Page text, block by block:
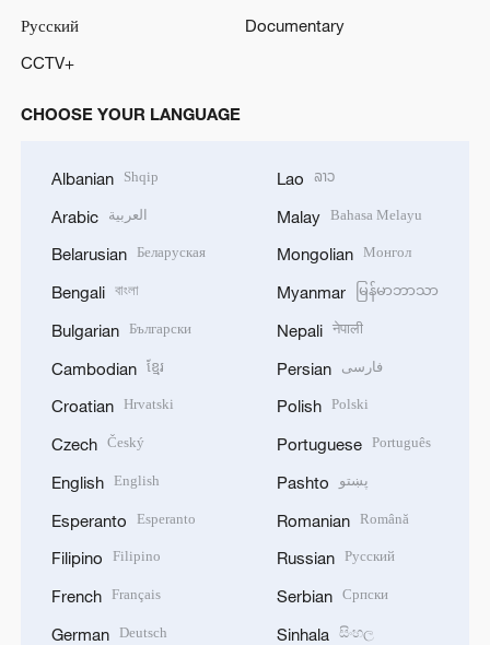
Русский
Documentary
CCTV+
CHOOSE YOUR LANGUAGE
Albanian Shqip
Arabic العربية
Belarusian Беларуская
Bengali বাংলা
Bulgarian Български
Cambodian ខ្មែរ
Croatian Hrvatski
Czech Český
English English
Esperanto Esperanto
Filipino Filipino
French Français
German Deutsch
Lao ລາວ
Malay Bahasa Melayu
Mongolian Монгол
Myanmar မြန်မာဘာသာ
Nepali नेपाली
Persian فارسی
Polish Polski
Portuguese Português
Pashto پښتو
Romanian Română
Russian Русский
Serbian Српски
Sinhala සිංහල